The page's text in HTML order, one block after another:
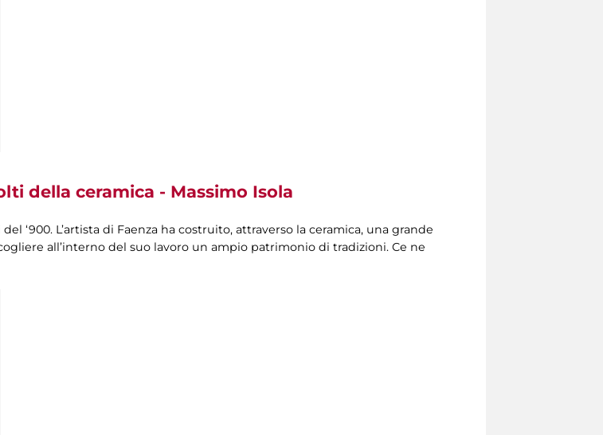
della ceramica - Massimo Isola
‘900. L’artista di Faenza ha costruito, attraverso la ceramica, una grande
all’interno del suo lavoro un ampio patrimonio di tradizioni. Ce ne